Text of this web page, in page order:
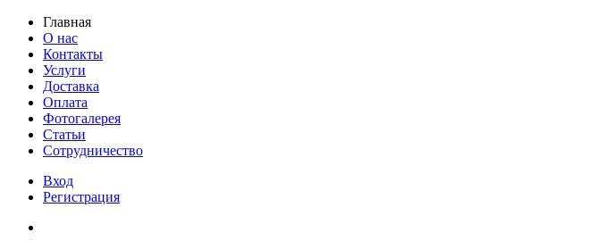
Главная
О нас
Контакты
Услуги
Доставка
Оплата
Фотогалерея
Статьи
Сотрудничество
Вход
Регистрация